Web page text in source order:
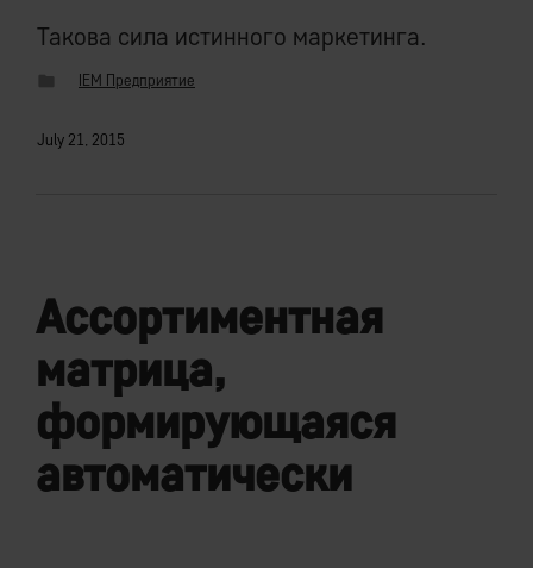
Такова сила истинного маркетинга.
IEM Предприятие
July 21, 2015
Ассортиментная
матрица,
формирующаяся
автоматически